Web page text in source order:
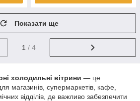
Показати ще
1 / 4
холодильні вітрини — це
магазинів, супермаркетів, кафе,
відділів, де важливо забезпечити